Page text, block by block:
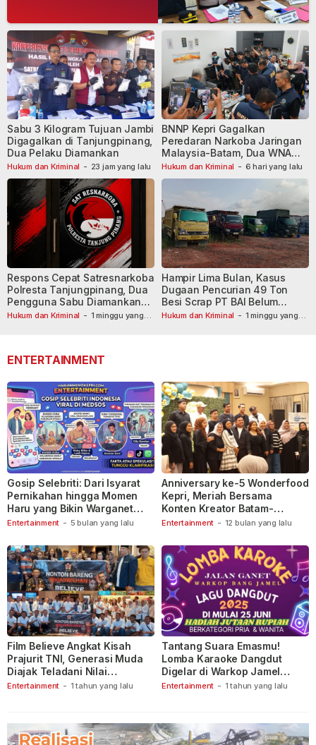
Hukum dan Kriminal - 23 jam yang lalu
Sabu 3 Kilogram Tujuan Jambi
Digagalkan di Tanjungpinang,
Dua Pelaku Diamankan
Hukum dan Kriminal - 6 hari yang lalu
BNNP Kepri Gagalkan
Peredaran Narkoba Jaringan
Malaysia-Batam, Dua WNA
Masih Diburu
Hukum dan Kriminal - 1 minggu yang
Respons Cepat Satresnarkoba
Polresta Tanjungpinang, Dua
Pengguna Sabu Diamankan
Usai Dilaporkan ke Call Center
Hukum dan Kriminal - 1 minggu yang
Hampir Lima Bulan, Kasus
Dugaan Pencurian 49 Ton
Besi Scrap PT BAI Belum
Tetapkan Tersangka
ENTERTAINMENT
Entertainment - 5 bulan yang lalu
Gosip Selebriti: Dari Isyarat
Pernikahan hingga Momen
Haru yang Bikin Warganet
Berspekulasi
Entertainment - 12 bulan yang lalu
Anniversary ke-5 Wonderfood
Kepri, Meriah Bersama
Konten Kreator Batam-
Tanjungpinang
Entertainment - 1 tahun yang lalu
Film Believe Angkat Kisah
Prajurit TNI, Generasi Muda
Diajak Teladani Nilai
Keberanian
Entertainment - 1 tahun yang lalu
Tantang Suara Emasmu!
Lomba Karaoke Dangdut
Digelar di Warkop Jamel
Ganet